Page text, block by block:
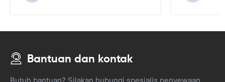
Bantuan dan kontak